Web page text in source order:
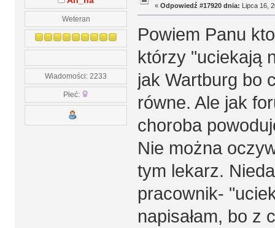
Weteran
Wiadomości: 2233
Płeć:
« Odpowiedź #17920 dnia: Lipca 16,
Powiem Panu
którzy "uciekają
jak Wartburg bo
równe. Ale jak
choroba
Nie można
tym lekarz.
pracownik-
napisałam, bo z